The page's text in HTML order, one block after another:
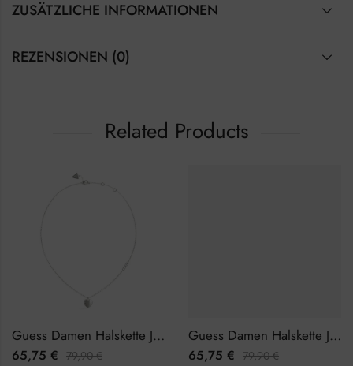
ZUSÄTZLICHE INFORMATIONEN
REZENSIONEN (0)
Related Products
Guess Damen Halskette JUBN03035JWRHTU
65,75 € 79,90€
Guess Damen Halskette JUBN03117JWYGBLTU
65,75 € 79,90€